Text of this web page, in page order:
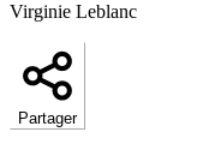
Virginie Leblanc
Partager